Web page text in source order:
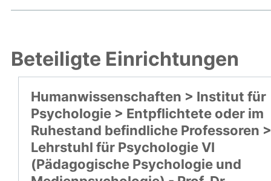
Beteiligte Einrichtungen
Humanwissenschaften > Institut für
Psychologie > Entpflichtete oder im
Ruhestand befindliche Professoren >
Lehrstuhl für Psychologie VI
(Pädagogische Psychologie und